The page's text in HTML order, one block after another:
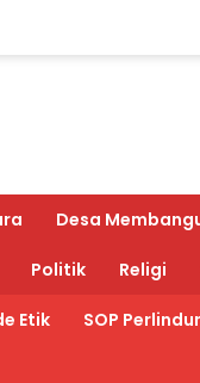
Desa
Politik Religi
Etik SOP